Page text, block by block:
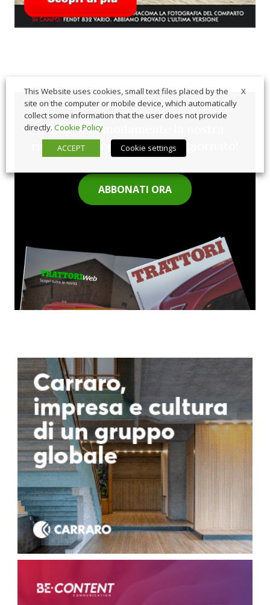
Sfoglia comodamente la nostra
rivista cartacea e rimani aggiornato!
ABBONATI ORA
X
This Website uses cookies, small text files placed by the
site on the computer or mobile device, which automatically
collect some information that the user does not provide
directly. Cookie Policy
ACCEPT
Cookie settings